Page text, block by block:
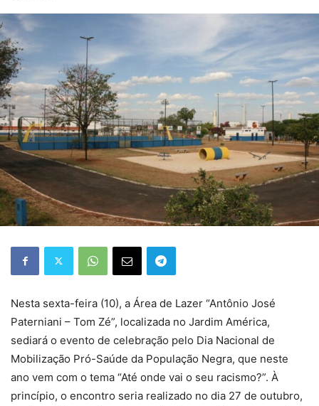
Nesta sexta-feira (10), a Área de Lazer “Antônio José
Paterniani – Tom Zé”, localizada no Jardim América,
sediará o evento de celebração pelo Dia Nacional de
Mobilização Pró-Saúde da População Negra, que neste
ano vem com o tema “Até onde vai o seu racismo?”. À
princípio, o encontro seria realizado no dia 27 de outubro,